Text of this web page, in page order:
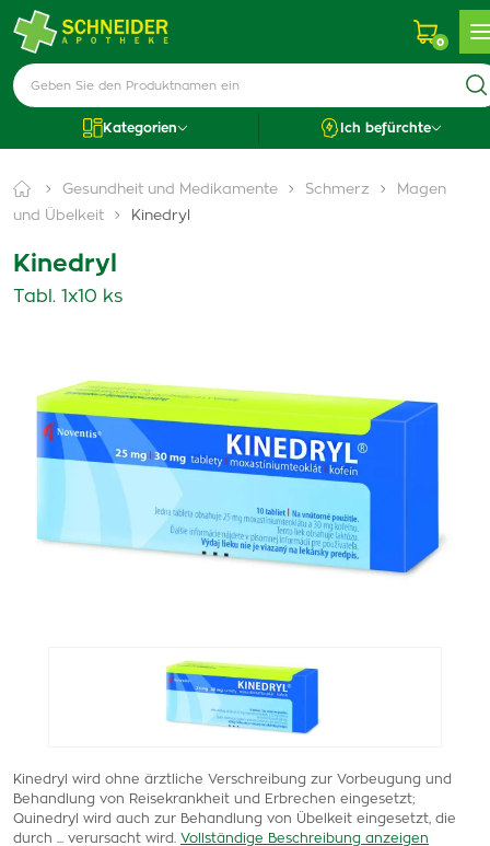
0
Kategorien Ich befürchte
Gesundheit und Medikamente Schmerz
Magen
und Übelkeit
Kinedryl
Kinedryl
Tabl. 1x10 ks
Kinedryl wird ohne ärztliche Verschreibung zur Vorbeugung und
Behandlung von Reisekrankheit und Erbrechen eingesetzt;
Quinedryl wird auch zur Behandlung von Übelkeit eingesetzt, die
durch ... verursacht wird.
Vollständige Beschreibung anzeigen